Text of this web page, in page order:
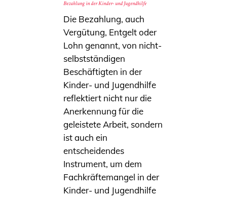
Bezahlung in der Kinder- und Jugendhilfe
Die Bezahlung, auch
Vergütung, Entgelt oder
Lohn genannt, von nicht-
selbstständigen
Beschäftigten in der
Kinder- und Jugendhilfe
reflektiert nicht nur die
Anerkennung für die
geleistete Arbeit, sondern
ist auch ein
entscheidendes
Instrument, um dem
Fachkräftemangel in der
Kinder- und Jugendhilfe